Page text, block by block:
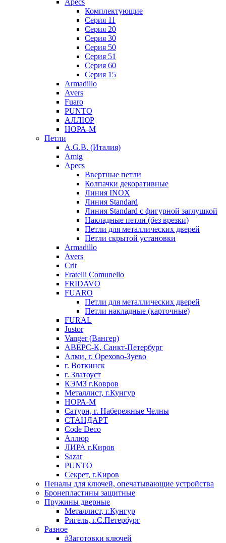
Apecs
Комплектующие
Серия 11
Серия 20
Серия 30
Серия 50
Серия 51
Серия 60
Серия 15
Armadillo
Avers
Fuaro
PUNTO
АЛЛЮР
НОРА-М
Петли
A.G.B. (Италия)
Amig
Apecs
Ввертные петли
Колпачки декоративные
Линия INOX
Линия Standard
Линия Standard с фигурной заглушкой
Накладные петли (без врезки)
Петли для металлических дверей
Петли скрытой установки
Armadillo
Avers
Crit
Fratelli Comunello
FRIDAVO
FUARO
Петли для металлических дверей
Петли накладные (карточные)
FURAL
Justor
Vanger (Вангер)
АВЕРС-К, Санкт-Петербург
Алми, г. Орехово-Зуево
г. Воткинск
г. Златоуст
КЭМЗ г.Ковров
Металлист, г.Кунгур
НОРА-М
Сатурн, г. Набережные Челны
СТАНДАРТ
Code Deco
Аллюр
ЛИРА г.Киров
Sazar
PUNTO
Секрет, г.Киров
Пеналы для ключей, опечатывающие устройства
Бронепластины защитные
Пружины дверные
Металлист, г.Кунгур
Ригель, г.С.Петербург
Разное
#Заготовки ключей